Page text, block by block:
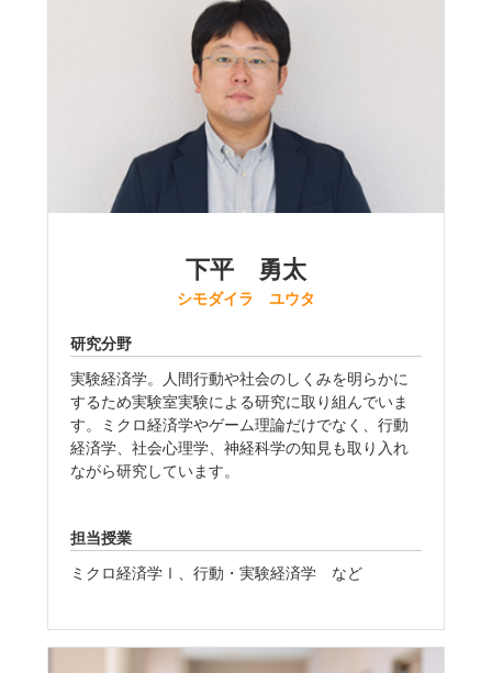
下平 勇太
シモダイラ ユウタ
研究分野
実験経済学。人間行動や社会のしくみを明らかに
するため実験室実験による研究に取り組んでいま
す。ミクロ経済学やゲーム理論だけでなく、行動
経済学、社会心理学、神経科学の知見も取り入れ
ながら研究しています。
担当授業
ミクロ経済学Ⅰ、行動・実験経済学 など